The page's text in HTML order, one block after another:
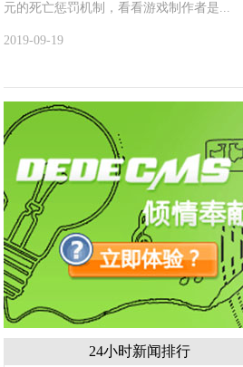
元的死亡惩罚机制，看看游戏制作者是...
2019-09-19
24小时新闻排行